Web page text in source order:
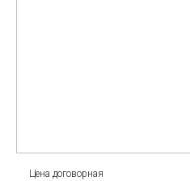
Цена договорная